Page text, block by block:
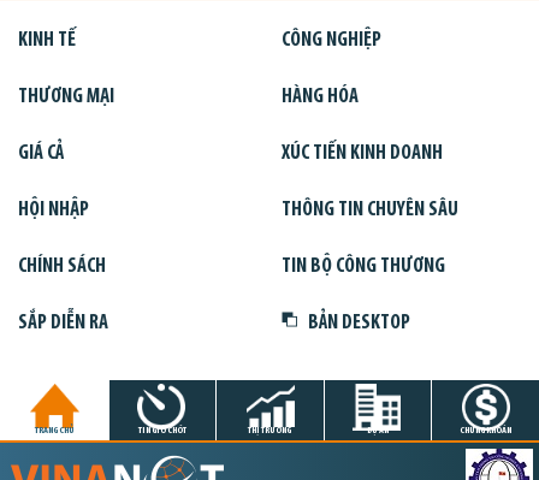
KINH TẾ CÔNG NGHIỆP
THƯƠNG MẠI HÀNG HÓA
GIÁ CẢ XÚC TIẾN KINH DOANH
HỘI NHẬP THÔNG TIN CHUYÊN SÂU
CHÍNH SÁCH TIN BỘ CÔNG THƯƠNG
SẮP DIỄN RA BẢN DESKTOP
TRANG CHỦ TIN GIỜ CHÓT THỊ TRƯỜNG DỰ ÁN CHỨNG KHOÁN